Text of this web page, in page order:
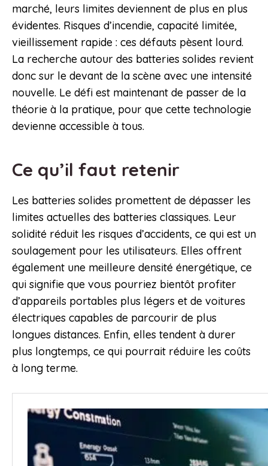
marché, leurs limites deviennent de plus en plus
évidentes. Risques d’incendie, capacité limitée,
vieillissement rapide : ces défauts pèsent lourd.
La recherche autour des batteries solides revient
donc sur le devant de la scène avec une intensité
nouvelle. Le défi est maintenant de passer de la
théorie à la pratique, pour que cette technologie
devienne accessible à tous.
Ce qu’il faut retenir
Les batteries solides promettent de dépasser les
limites actuelles des batteries classiques. Leur
solidité réduit les risques d’accidents, ce qui est un
soulagement pour les utilisateurs. Elles offrent
également une meilleure densité énergétique, ce
qui signifie que vous pourriez bientôt profiter
d’appareils portables plus légers et de voitures
électriques capables de parcourir de plus
longues distances. Enfin, elles tendent à durer
plus longtemps, ce qui pourrait réduire les coûts
à long terme.